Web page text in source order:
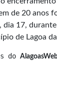
de 20 anos
17,
de Lagoa
do